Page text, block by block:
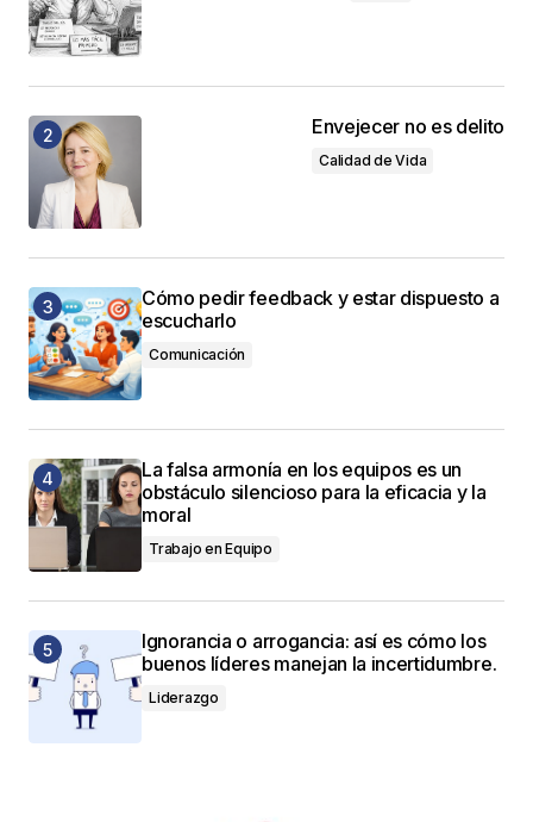
Envejecer no es delito
Calidad de Vida
Cómo pedir feedback y estar dispuesto a
escucharlo
Comunicación
La falsa armonía en los equipos es un
obstáculo silencioso para la eficacia y la
moral
Trabajo en Equipo
Ignorancia o arrogancia: así es cómo los
buenos líderes manejan la incertidumbre.
Liderazgo